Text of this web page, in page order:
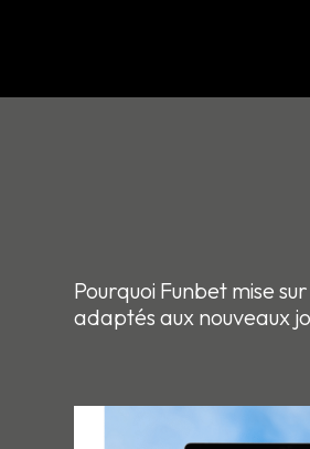
Pourquoi Funbet mise
adaptés aux nouveaux